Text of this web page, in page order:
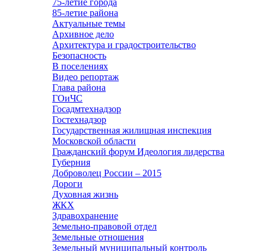
75-летие города
85-летие района
Актуальные темы
Архивное дело
Архитектура и градостроительство
Безопасность
В поселениях
Видео репортаж
Глава района
ГОиЧС
Госадмтехнадзор
Гостехнадзор
Государственная жилищная инспекция
Московской области
Гражданский форум Идеология лидерства
Губерния
Доброволец России – 2015
Дороги
Духовная жизнь
ЖКХ
Здравохранение
Земельно-правовой отдел
Земельные отношения
Земельный муниципальный контроль